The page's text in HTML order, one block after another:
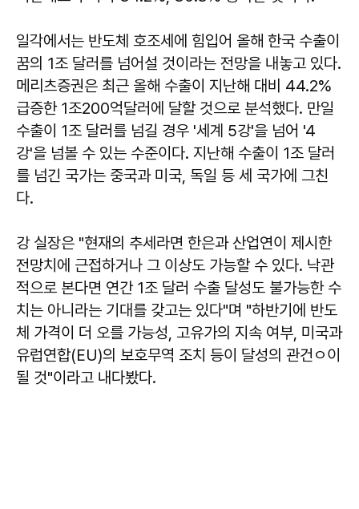
일각에서는 반도체 호조세에 힘입어 올해 한국 수출이
꿈의 1조 달러를 넘어설 것이라는 전망을 내놓고 있다.
메리츠증권은 최근 올해 수출이 지난해 대비 44.2%
급증한 1조200억달러에 달할 것으로 분석했다. 만일
수출이 1조 달러를 넘길 경우 '세계 5강'을 넘어 '4
강'을 넘볼 수 있는 수준이다. 지난해 수출이 1조 달러
를 넘긴 국가는 중국과 미국, 독일 등 세 국가에 그친
다.
강 실장은 "현재의 추세라면 한은과 산업연이 제시한
전망치에 근접하거나 그 이상도 가능할 수 있다. 낙관
적으로 본다면 연간 1조 달러 수출 달성도 불가능한 수
치는 아니라는 기대를 갖고는 있다"며 "하반기에 반도
체 가격이 더 오를 가능성, 고유가의 지속 여부, 미국과
유럽연합(EU)의 보호무역 조치 등이 달성의 관건ㅇ이
될 것"이라고 내다봤다.